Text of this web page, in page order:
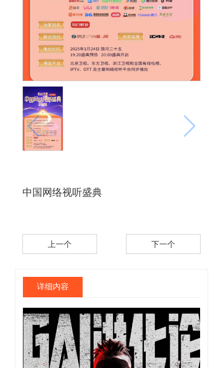
中国网络视听盛典
上一个 下一个
详细内容